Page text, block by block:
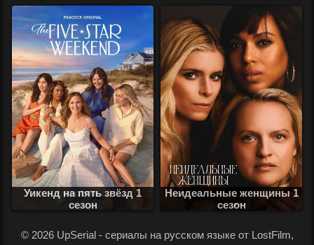
Уикенд на пять звёзд 1
сезон
Неидеальные женщины 1
сезон
© 2026 UpSerial - сериалы на русском языке от LostFilm,